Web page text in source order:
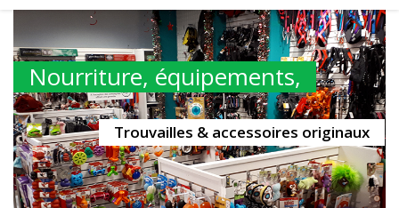
Nourriture, équipements,
Trouvailles & accessoires originaux